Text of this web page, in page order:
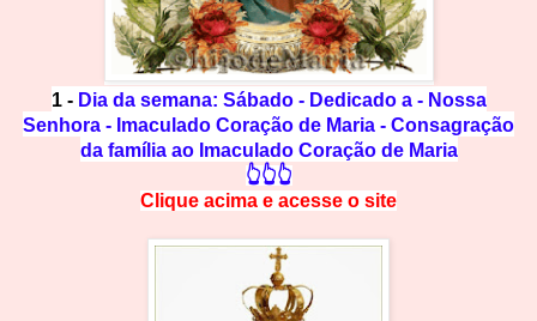
1 - Dia da semana: Sábado - Dedicado a - Nossa
Senhora - Imaculado Coração de Maria - Consagração
da família ao Imaculado Coração de Maria
👆👆👆
Clique acima e acesse o site